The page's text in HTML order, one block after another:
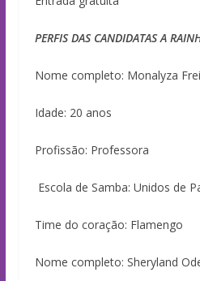
PERFIS DAS CANDIDATAS A
Nome completo: Monalyza
Idade: 20 anos
Profissão: Professora
Escola de Samba: Unidos de
Time do coração: Flamengo
Nome completo: Sheryland